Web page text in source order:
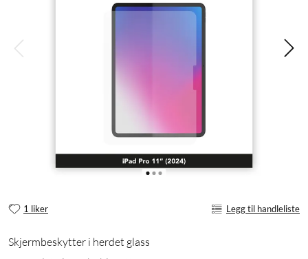
1 liker Legg til handleliste
Skjermbeskytter i herdet glass